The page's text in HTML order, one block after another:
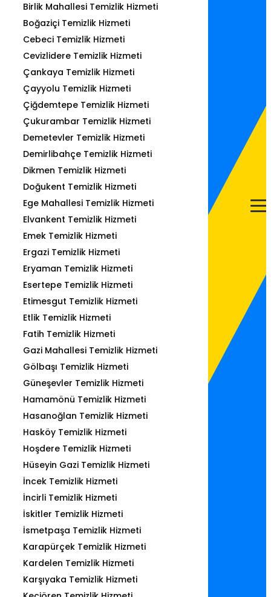
Birlik Mahallesi Temizlik Hizmeti
Boğaziçi Temizlik Hizmeti
Cebeci Temizlik Hizmeti
Cevizlidere Temizlik Hizmeti
Çankaya Temizlik Hizmeti
Çayyolu Temizlik Hizmeti
Çiğdemtepe Temizlik Hizmeti
Çukurambar Temizlik Hizmeti
Demetevler Temizlik Hizmeti
Demirlibahçe Temizlik Hizmeti
Dikmen Temizlik Hizmeti
Doğukent Temizlik Hizmeti
Ege Mahallesi Temizlik Hizmeti
Elvankent Temizlik Hizmeti
Emek Temizlik Hizmeti
Ergazi Temizlik Hizmeti
Eryaman Temizlik Hizmeti
Esertepe Temizlik Hizmeti
Etimesgut Temizlik Hizmeti
Etlik Temizlik Hizmeti
Fatih Temizlik Hizmeti
Gazi Mahallesi Temizlik Hizmeti
Gölbaşı Temizlik Hizmeti
Güneşevler Temizlik Hizmeti
Hamamönü Temizlik Hizmeti
Hasanoğlan Temizlik Hizmeti
Hasköy Temizlik Hizmeti
Hoşdere Temizlik Hizmeti
Hüseyin Gazi Temizlik Hizmeti
İncek Temizlik Hizmeti
İncirli Temizlik Hizmeti
İskitler Temizlik Hizmeti
İsmetpaşa Temizlik Hizmeti
Karapürçek Temizlik Hizmeti
Kardelen Temizlik Hizmeti
Karşıyaka Temizlik Hizmeti